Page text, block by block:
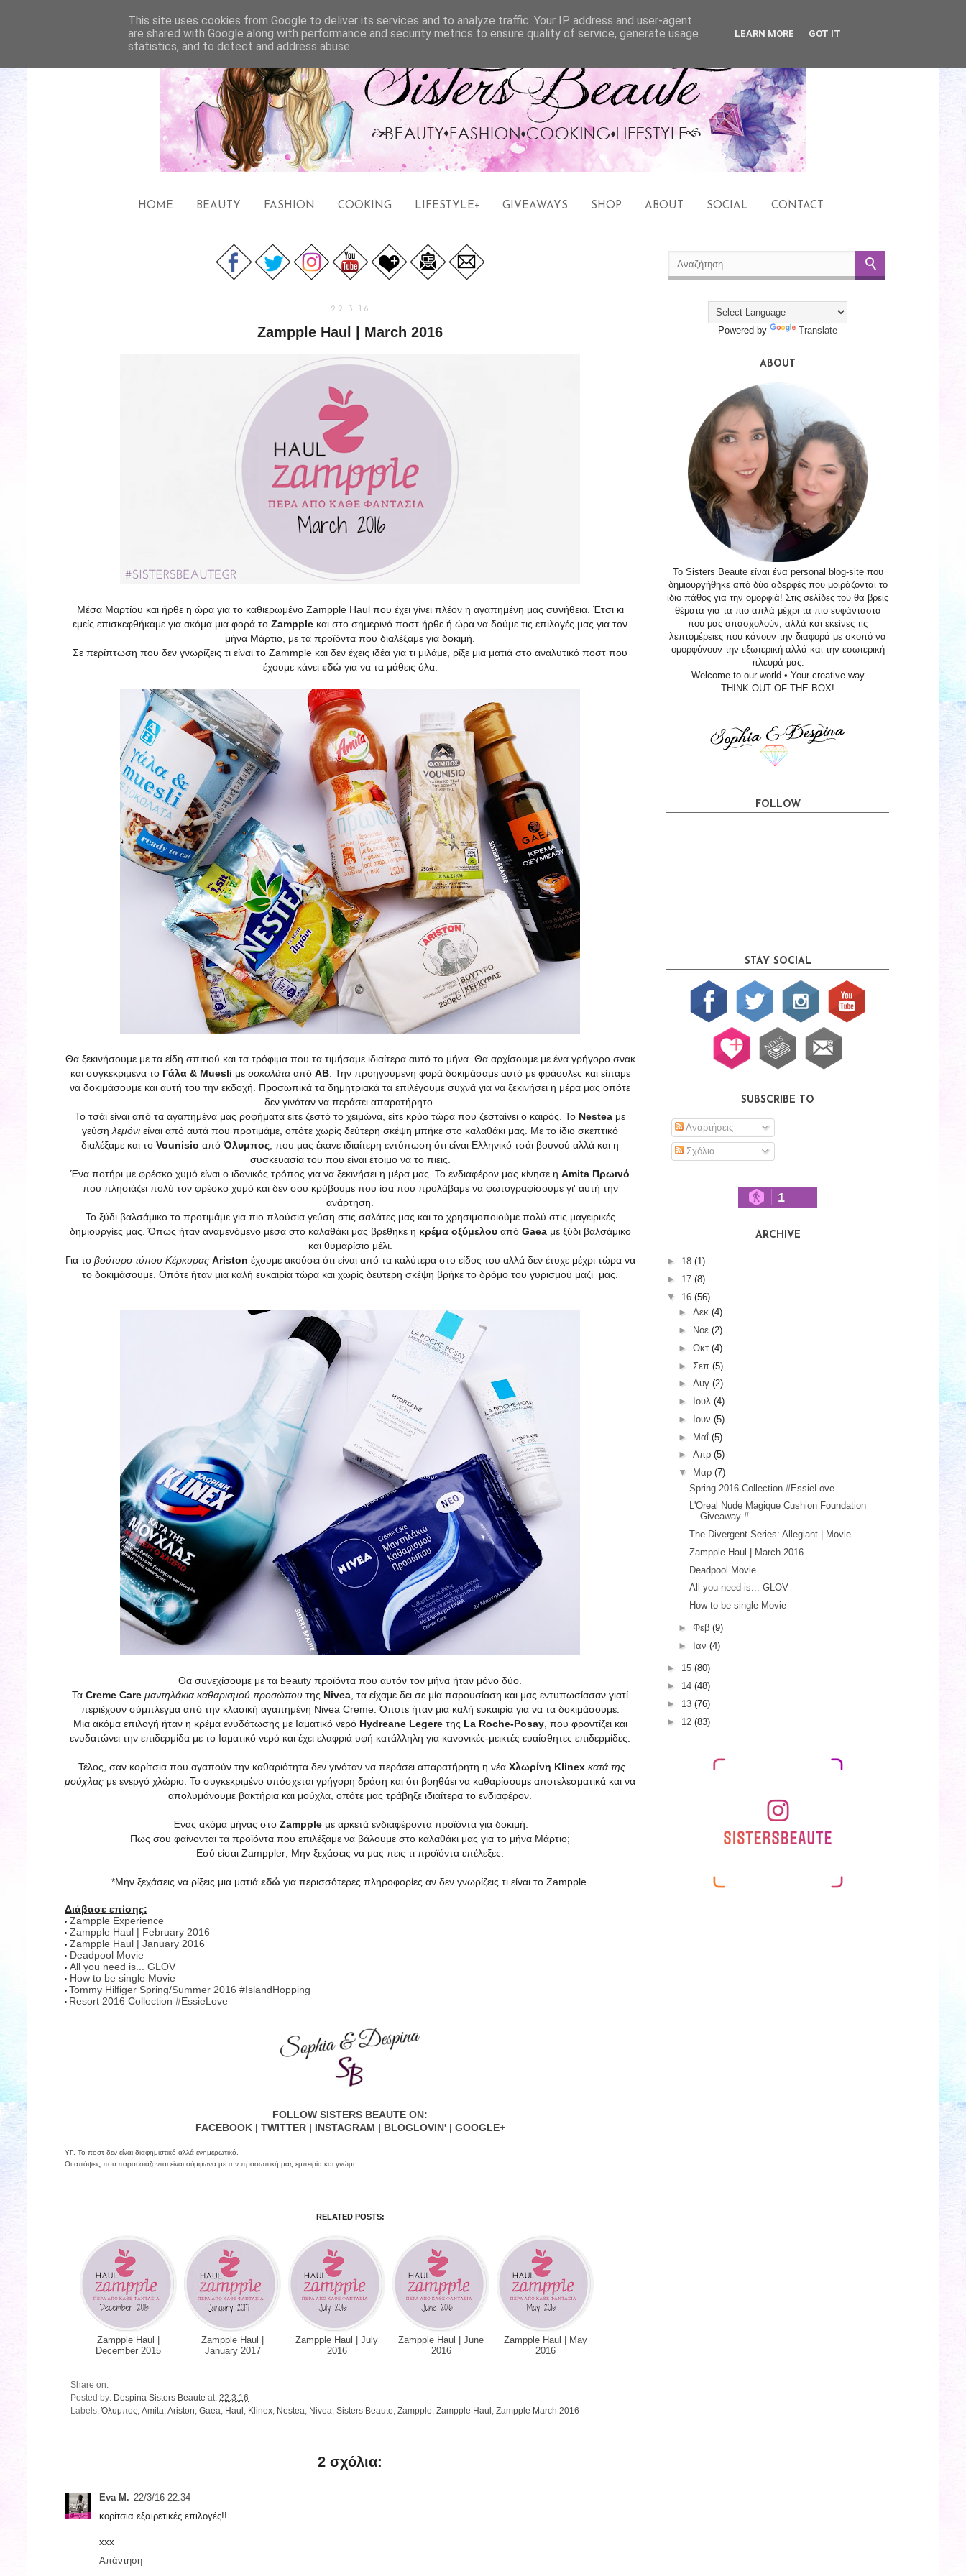
HOME BEAUTY FASHION COOKING LIFESTYLE+ GIVEAWAYS SHOP ABOUT SOCIAL CONTACT
22.3.16
Zampple Haul | March 2016
Μέσα Μαρτίου και ήρθε η ώρα για το καθιερωμένο Zampple Haul που έχει γίνει πλέον η αγαπημένη μας συνήθεια. Έτσι κι
εμείς επισκεφθήκαμε για ακόμα μια φορά το Zampple και στο σημερινό ποστ ήρθε ή ώρα να δούμε τις επιλογές μας για τον
μήνα Μάρτιο, με τα προϊόντα που διαλέξαμε για δοκιμή.
Σε περίπτωση που δεν γνωρίζεις τι είναι το Zammple και δεν έχεις ιδέα για τι μιλάμε, ρίξε μια ματιά στο αναλυτικό ποστ που
έχουμε κάνει εδώγια να τα μάθεις όλα.
Θα ξεκινήσουμε με τα είδη σπιτιού και τα τρόφιμα που τα τιμήσαμε ιδιαίτερα αυτό το μήνα. Θα αρχίσουμε με ένα γρήγορο σνακ
και συγκεκριμένα το Γάλα & Μuesli με σοκολάτααπό ΑΒ. Την προηγούμενη φορά δοκιμάσαμε αυτό με φράουλες και είπαμε
να δοκιμάσουμε και αυτή του την εκδοχή. Προσωπικά τα δημητριακά τα επιλέγουμε συχνά για να ξεκινήσει η μέρα μας οπότε
δεν γινόταν να περάσει απαρατήρητο.
Το τσάι είναι από τα αγαπημένα μας ροφήματα είτε ζεστό το χειμώνα, είτε κρύο τώρα που ζεσταίνει ο καιρός. Το Νestea με
γεύση λεμόνι είναι από αυτά που προτιμάμε, οπότε χωρίς δεύτερη σκέψη μπήκε στο καλαθάκι μας. Με το ίδιο σκεπτικό
διαλέξαμε και το Vounisio απόΌλυμπος , που μας έκανε ιδιαίτερη εντύπωση ότι είναι Ελληνικό τσάι βουνού αλλά και η
συσκευασία του που είναι έτοιμο να το πιεις.
Ένα ποτήρι με φρέσκο χυμό είναι ο ιδανικός τρόπος για να ξεκινήσει η μέρα μας. Το ενδιαφέρον μας κίνησε η Amita Πρωινό
που πλησιάζει πολύ τον φρέσκο χυμό και δεν σου κρύβουμε που ίσα που προλάβαμε να φωτογραφίσουμε γι' αυτή την
ανάρτηση.
To ξύδι βαλσάμικο το προτιμάμε για πιο πλούσια γεύση στις σαλάτες μας και το χρησιμοποιούμε πολύ στις μαγειρικές
δημιουργίες μας. Όπως ήταν αναμενόμενο μέσα στο καλαθάκι μας βρέθηκε η κρέμα οξύμελουαπό Gaeaμε ξύδι βαλσάμικο
και θυμαρίσιο μέλι.
Για το βούτυρο τύπου Κέρκυρας Ariston έχουμε ακούσει ότι είναι από τα καλύτερα στο είδος του αλλά δεν έτυχε μέχρι τώρα να
το δοκιμάσουμε. Οπότε ήταν μια καλή ευκαιρία τώρα και χωρίς δεύτερη σκέψη βρήκε το δρόμο του γυρισμού μαζί μας.
Θα συνεχίσουμε με τα beauty προϊόντα που αυτόν τον μήνα ήταν μόνο δύο.
Τα Creme Care μαντηλάκια καθαρισμού προσώπου της Nivea , τα είχαμε δει σε μία παρουσίαση και μας εντυπωσίασαν γιατί
περιέχουν σύμπλεγμα από την κλασική αγαπημένη Nivea Creme. Όποτε ήταν μια καλή ευκαιρία για να τα δοκιμάσουμε.
Μια ακόμα επιλογή ήταν η κρέμα ενυδάτωσης με Ιαματικό νερό Hydreane Legereτης La Roche-Posay, που φροντίζει και
ενυδατώνει την επιδερμίδα με το Ιαματικό νερό και έχει ελαφριά υφή κατάλληλη για κανονικές-μεικτές ευαίσθητες επιδερμίδες.
Τέλος, σαν κορίτσια που αγαπούν την καθαριότητα δεν γινόταν να περάσει απαρατήρητη η νέα Χλωρίνη Klinex κατά της
μούχλας με ενεργό χλώριο. Το συγκεκριμένο υπόσχεται γρήγορη δράση και ότι βοηθάει να καθαρίσουμε αποτελεσματικά και να
απολυμάνουμε βακτήρια και μούχλα, οπότε μας τράβηξε ιδιαίτερα το ενδιαφέρον.
Ένας ακόμα μήνας στο Zamppleμε αρκετά ενδιαφέροντα προϊόντα για δοκιμή.
Πως σου φαίνονται τα προϊόντα που επιλέξαμε να βάλουμε στο καλαθάκι μας για το μήνα Μάρτιο;
Εσύ είσαι Zamppler; Μην ξεχάσεις να μας πεις τι προϊόντα επέλεξες.
*Μην ξεχάσεις να ρίξεις μια ματιά εδώγια περισσότερες πληροφορίες αν δεν γνωρίζεις τι είναι το Zampple.
Διάβασε επίσης:
• Zampple Experience
• Zampple Haul | February 2016
• Zampple Haul | January 2016
• Deadpool Movie
• All you need is... GLOV
• How to be single Movie
• Tommy Hilfiger Spring/Summer 2016 #IslandHopping
• Resort 2016 Collection #EssieLove
FOLLOW SISTERS BEAUTE ON:
FACEBOOK| TWITTER| INSTAGRAM | BLOGLOVIN'| GOOGLE+
ΥΓ. Το ποστ δεν είναι διαφημιστικό αλλά ενημερωτικό.
Οι απόψεις που παρουσιάζονται είναι σύμφωνα με την προσωπική μας εμπειρία και γνώμη.
RELATED POSTS:
Zampple Haul |
December 2015
Zampple Haul |
January 2017
Zampple Haul | July
2016
Zampple Haul | June
2016
Zampple Haul | May
2016
Share on:
Posted by: Despina Sisters Beaute at: 22.3.16
Labels:Όλυμπος Amita Ariston Gaea Haul Klinex Nestea Nivea Sisters Beaute Zampple Zampple Haul Zampple March 2016
2 σχόλια:
Eva M. 22/3/16 22:34
κορίτσια εξαιρετικές επιλογές!!
xxx
Απάντηση
Powered by Translate
ABOUT
Το Sisters Beaute είναι ένα personal blog-site που
δημιουργήθηκε από δύο αδερφές που μοιράζονται το
ίδιο πάθος για την ομορφιά! Στις σελίδες του θα βρεις
θέματα για τα πιο απλά μέχρι τα πιο ευφάνταστα
που μας απασχολούν, αλλά και εκείνες τις
λεπτομέρειες που κάνουν την διαφορά με σκοπό να
ομορφύνουν την εξωτερική αλλά και την εσωτερική
πλευρά μας.
Welcome to our world • Your creative way
THINK OUT OF THE BOX!
FOLLOW
STAY SOCIAL
SUBSCRIBE TO
Αναρτήσεις
Σχόλια
1
ARCHIVE
► 18 (1)
► 17 (8)
▼ 16 (56)
► Δεκ (4)
►
Νοε (2)
► Οκτ (4)
► Σεπ (5)
► Αυγ (2)
►
Ιουλ (4)
►
Ιουν (5)
► Μαΐ (5)
► Απρ (5)
▼
Μαρ (7)
Spring 2016 Collection #EssieLove
L'Oreal Nude Magique Cushion Foundation
Giveaway #...
The Divergent Series: Allegiant | Movie
Zampple Haul | March 2016
Deadpool Movie
All you need is... GLOV
How to be single Movie
► Φεβ (9)
►
Ιαν (4)
► 15 (80)
► 14 (48)
► 13 (76)
► 12 (83)
This site uses cookies from Google to deliver its services and to analyze traffic. Your IP address and user-agent
are shared with Google along with performance and security metrics to ensure quality of service, generate usage
statistics, and to detect and address abuse.
LEARN MORE GOT IT